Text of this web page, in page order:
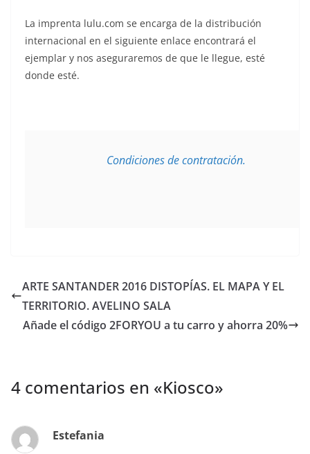
La imprenta lulu.com se encarga de la distribución
internacional en el siguiente enlace encontrará el
ejemplar y nos aseguraremos de que le llegue, esté
donde esté.
Condiciones de contratación.
ARTE SANTANDER 2016 DISTOPÍAS. EL MAPA Y EL
TERRITORIO. AVELINO SALA
Añade el código 2FORYOU a tu carro y ahorra 20%
4 comentarios en «Kiosco»
Estefania